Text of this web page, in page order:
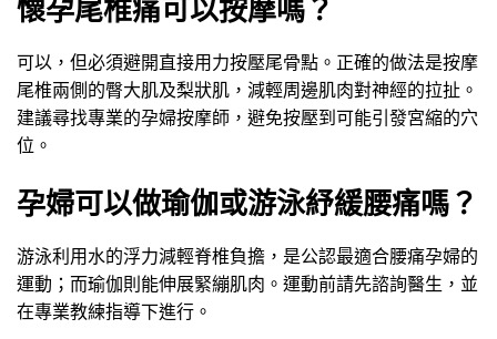
懷孕尾椎痛可以按摩嗎？
可以，但必須避開直接用力按壓尾骨點。正確的做法是按摩
尾椎兩側的臀大肌及梨狀肌，減輕周邊肌肉對神經的拉扯。
建議尋找專業的孕婦按摩師，避免按壓到可能引發宮縮的穴
位。
孕婦可以做瑜伽或游泳紓緩腰痛嗎？
游泳利用水的浮力減輕脊椎負擔，是公認最適合腰痛孕婦的
運動；而瑜伽則能伸展緊繃肌肉。運動前請先諮詢醫生，並
在專業教練指導下進行。